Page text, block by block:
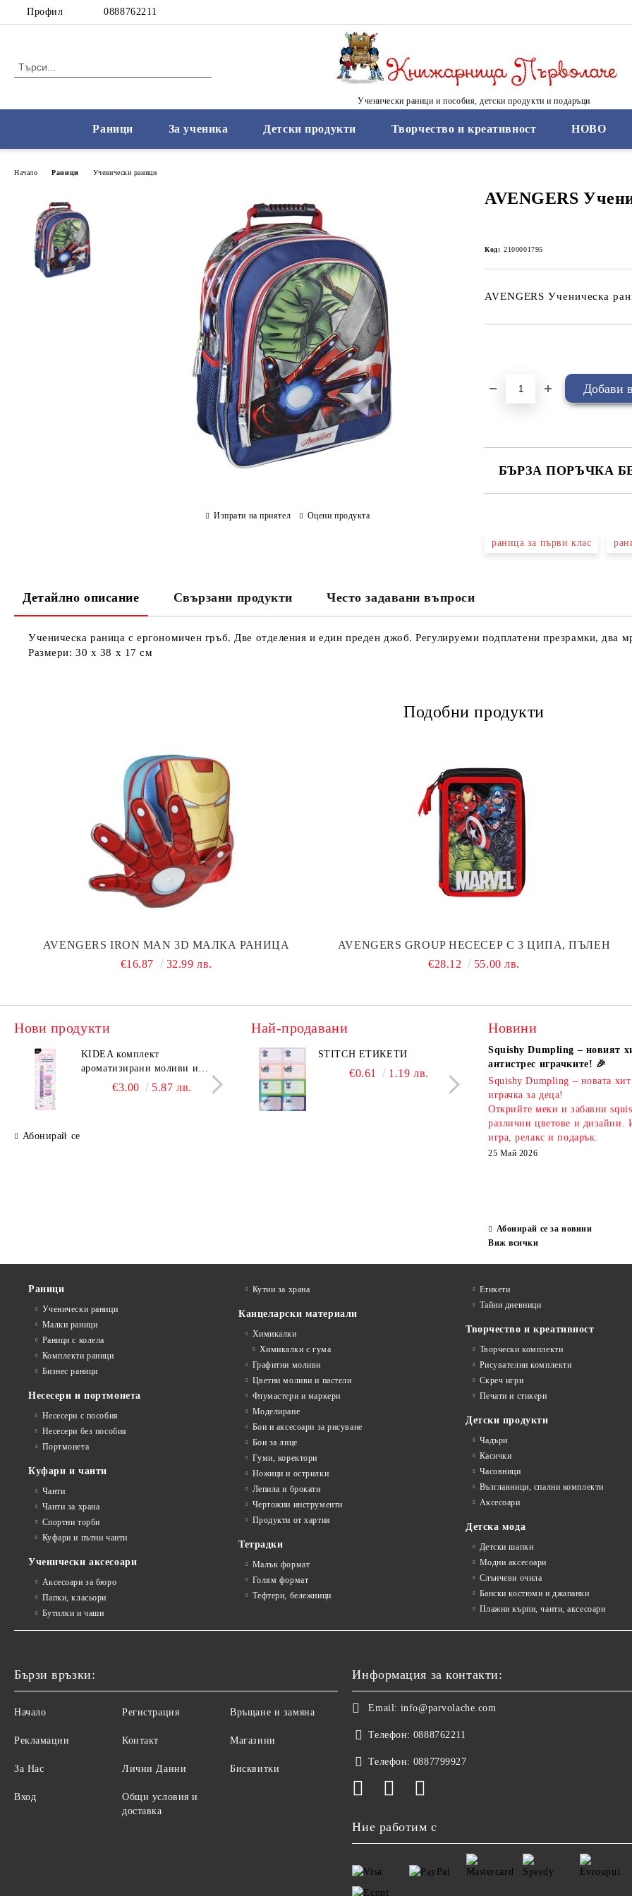
Профил 0888762211
Ученически раници и пособия, детски продукти и подаръци
Раници За ученика Детски продукти Творчество и креативност НОВО
Начало Раници Ученически раници
AVENGERS
Код: 2100001795
AVENGERS Ученическа
БЪРЗА ПОРЪЧКА
раницa за първи клас
Изпрати на приятел Оцени продукта
Детайлно описание Свързани продукти Често задавани въпроси
Ученическа раница с ергономичен гръб. Две отделения и един преден джоб. Регулируеми подплатени презрамки, два
Размери: 30 х 38 х 17 см
Подобни продукти
AVENGERS IRON MAN 3D МАЛКА РАНИЦА
€16.87
32.99 лв.
AVENGERS GROUP НЕСЕСЕР С 3 ЦИПА, ПЪЛЕН
€28.12
55.00 лв.
Нови продукти
KIDEA комплект
ароматизирани моливи и
гуми Котешки лапи
€3.00 5.87 лв.
KIDEA комплект
ароматизирани моливи и
гуми Капибара
KIDEA комплект 5 бр.
ароматни гуми Bubble Tea
€2.20 4.30 лв.
Абонирай се
Най-продавани
STITCH ЕТИКЕТИ
€0.61 1.19 лв.
PIXELS МОЛИВ С
Новини
Squishy Dumpling – новият
антистрес играчките! 🎉
Squishy Dumpling – новата хит
играчка за деца!
Открийте меки и забавни
различни цветове и дизайни.
игра, релакс и подарък.
25 Май 2026
Абонирай се за новини
Виж всички
Раници
Ученически раници
Малки раници
Раници с колела
Комплекти раници
Бизнес раници
Несесери и портмонета
Несесери с пособия
Несесери без пособия
Портмонета
Куфари и чанти
Чанти
Чанти за храна
Спортни торби
Куфари и пътни чанти
Ученически аксесоари
Аксесоари за бюро
Папки, класьори
Бутилки и чаши
Кутии за храна
Канцеларски материали
Химикалки
Химикалки с гума
Графитни моливи
Цветни моливи и пастели
Флумастери и маркери
Моделиране
Бои и аксесоари за рисуване
Бои за лице
Гуми, коректори
Ножици и острилки
Лепила и брокати
Чертожни инструменти
Продукти от хартия
Тетрадки
Малък формат
Голям формат
Тефтери, бележници
Етикети
Тайни дневници
Творчество и креативност
Творчески комплекти
Рисувателни комплекти
Скреч игри
Печати и стикери
Детски продукти
Чадъри
Касички
Часовници
Възглавници, спални комплекти
Аксесоари
Детска мода
Детски шапки
Модни аксесоари
Слънчеви очила
Бански костюми и джапанки
Плажни кърпи, чанти, аксесоари
Бързи връзки:
Начало
Рекламации
За Нас
Вход
Регистрация
Контакт
Лични Данни
Общи условия и
доставка
Връщане и замяна
Магазини
Бисквитки
Информация за контакти:
Email: info@parvolache.com
Телефон: 0888762211
Телефон: 0887799927
Ние работим с